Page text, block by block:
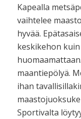
Kapealla
vaihtelee
hyvää.
keskikehon
maantiepölyä.
ihan
Sportivalta